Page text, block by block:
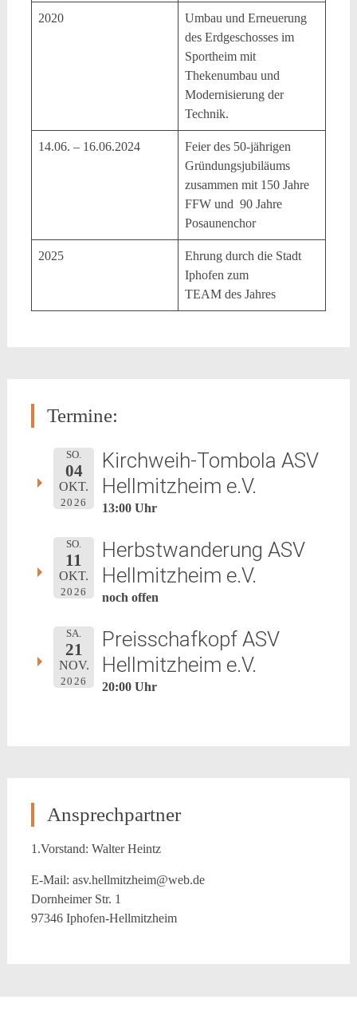
2020
Umbau und Erneuerung
des Erdgeschosses im
Sportheim mit
Thekenumbau und
Modernisierung der
Technik.
14.06. – 16.06.2024
Feier des 50-jährigen
Gründungsjubiläums
zusammen mit 150 Jahre
FFW und 90 Jahre
Posaunenchor
2025
Ehrung durch die Stadt
Iphofen zum
TEAM des Jahres
Termine:
SO.
04
OKT.
2026
Kirchweih-Tombola ASV
Hellmitzheim e.V.
13:00 Uhr
SO.
11
OKT.
2026
Herbstwanderung ASV
Hellmitzheim e.V.
noch offen
SA.
21
NOV.
2026
Preisschafkopf ASV
Hellmitzheim e.V.
20:00 Uhr
Ansprechpartner
1.Vorstand: Walter Heintz
E-Mail: asv.hellmitzheim@web.de
Dornheimer Str. 1
97346 Iphofen-Hellmitzheim